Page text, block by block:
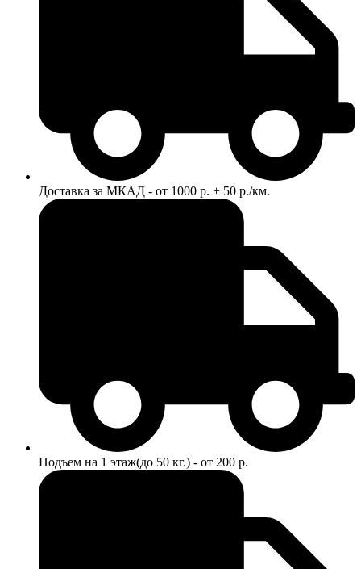
Доставка за МКАД - от 1000 р. + 50 р./км.
Подъем на 1 этаж(до 50 кг.) - от 200 р.